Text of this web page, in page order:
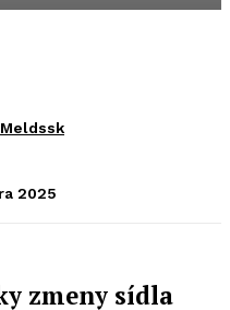
Meldssk
2025
zmeny sídla